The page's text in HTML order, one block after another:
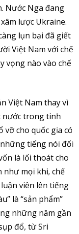
Nước Nga đang
lược Ukraine.
lụn bại đã giết
Việt Nam với chế
vọng nào vào chế
Việt Nam thay vì
nước trong tinh
cho quốc gia có
tiếng nói đối
là lối thoát cho
như mọi khi, chế
viên lên tiếng
là “sản phẩm”
những năm gần
đổ, từ Sri